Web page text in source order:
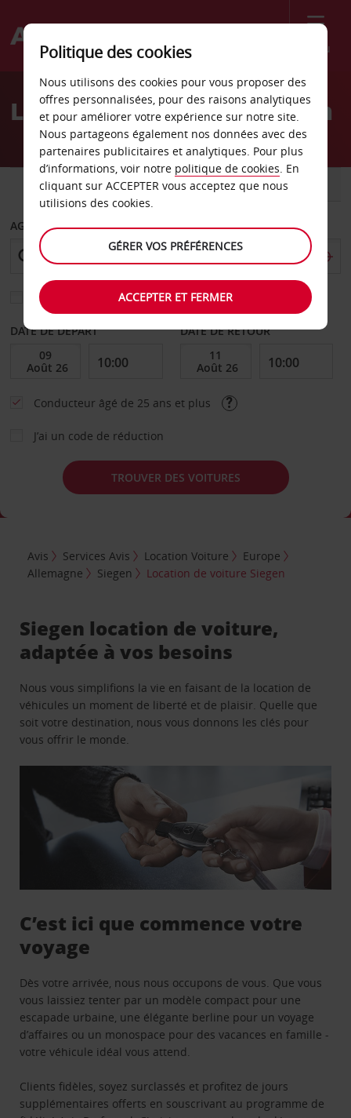
Menu
Welcome
AvisLocation de voiture Siegen
VOITURE UTILITAIRE
AGENCE DE DÉPART
Sélectionnez une autre agence de retour
DATE DE DÉPART DATE DE RETOUR
Conducteur âgé de 25 ans et plus
J’ai un code de réduction
TROUVER DES VOITURES
Avis Services Avis Location Voiture
Europe
Allemagne
Siegen Location de voiture Siegen
Siegen location de voiture,
adaptée à vos besoins
Nous vous simplifions la vie en faisant de la location de
véhicules un moment de liberté et de plaisir. Quelle que
soit votre destination, nous vous donnons les clés pour
vous offrir le monde.
C’est ici que commence votre
voyage
Dès votre arrivée, nous nous occupons de vous. Que vous
vous laissiez tenter par un modèle compact pour une
escapade urbaine, une élégante berline pour un voyage
d’affaires ou un monospace pour des vacances en famille -
votre véhicule idéal vous attend.
Clients fidèles, soyez surclassés et profitez de jours
supplémentaires offerts en souscrivant au programme de
Politique des cookies
Nous utilisons des cookies pour vous proposer des
offres personnalisées, pour des raisons analytiques
et pour améliorer votre expérience sur notre site.
Nous partageons également nos données avec des
partenaires publicitaires et analytiques. Pour plus
d’informations, voir notre politique de cookies. En
cliquant sur ACCEPTER vous acceptez que nous
utilisions des cookies.
GÉRER VOS PRÉFÉRENCES
ACCEPTER ET FERMER